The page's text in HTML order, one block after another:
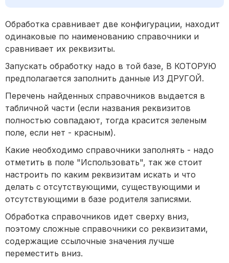
Обработка сравнивает две конфигурации, находит
одинаковые по наименованию справочники и
сравнивает их реквизиты.
Запускать обработку надо в той базе, В КОТОРУЮ
предполагается заполнить данные ИЗ ДРУГОЙ.
Перечень найденных справочников выдается в
табличной части (если названия реквизитов
полностью совпадают, тогда красится зеленым
поле, если нет - красным).
Какие необходимо справочники заполнять - надо
отметить в поле "Использовать", так же стоит
настроить по каким реквизитам искать и что
делать с отсутствующими, существующими и
отсутствующими в базе родителя записями.
Обработка справочников идет сверху вниз,
поэтому сложные справочники со реквизитами,
содержащие ссылочные значения лучше
переместить вниз.